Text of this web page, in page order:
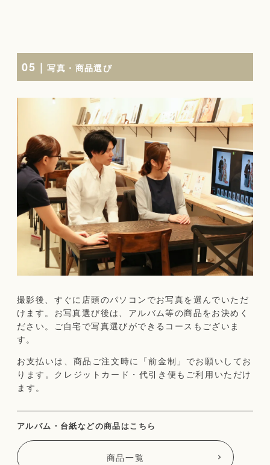
05 |写真・商品選び
撮影後、すぐに店頭のパソコンでお写真を選んでいただ
けます。お写真選び後は、アルバム等の商品をお決めく
ださい。ご自宅で写真選びができるコースもございま
す。
お支払いは、商品ご注文時に「前金制」でお願いしてお
ります。クレジットカード・代引き便もご利用いただけ
ます。
アルバム・台紙などの商品はこちら
商品一覧